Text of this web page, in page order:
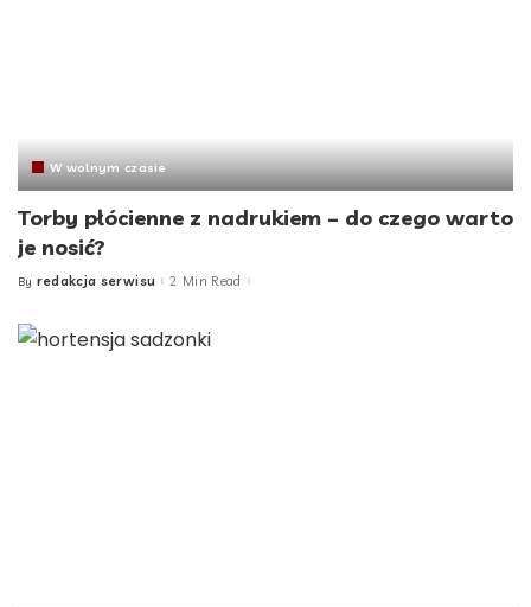
W wolnym czasie
Torby płócienne z nadrukiem – do czego warto
je nosić?
Posted
By redakcja serwisu 2 Min Read